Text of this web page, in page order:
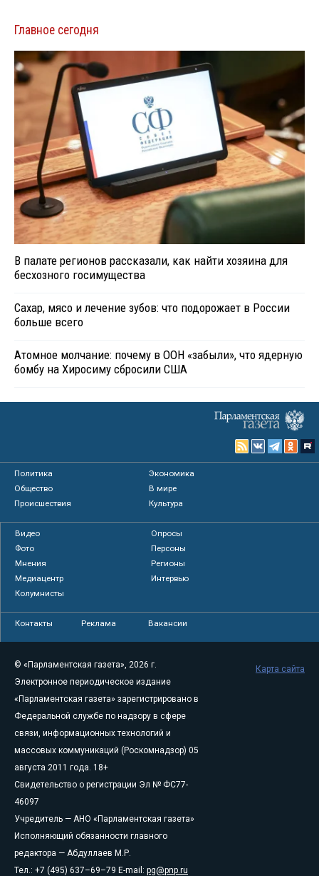
Главное сегодня
В палате регионов рассказали, как найти хозяина для
бесхозного госимущества
Сахар, мясо и лечение зубов: что подорожает в России
больше всего
Атомное молчание: почему в ООН «забыли», что ядерную
бомбу на Хиросиму сбросили США
Политика
Экономика
Общество
В мире
Происшествия
Культура
Видео
Опросы
Фото
Персоны
Мнения
Регионы
Медиацентр
Интервью
Колумнисты
Контакты Реклама Вакансии
© «Парламентская газета», 2026 г.
Электронное периодическое издание
«Парламентская газета» зарегистрировано в
Федеральной службе по надзору в сфере
связи, информационных технологий и
массовых коммуникаций (Роскомнадзор) 05
августа 2011 года. 18+
Свидетельство о регистрации Эл № ФС77-
46097
Учредитель — АНО «Парламентская газета»
Исполняющий обязанности главного
редактора — Абдуллаев М.Р.
Тел.: +7 (495) 637–69–79 E-mail: pg@pnp.ru
Карта сайта